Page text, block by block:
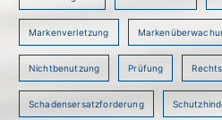
Markenverletzung
Nichtbenutzung Prüfung
Schadensersatzforderung